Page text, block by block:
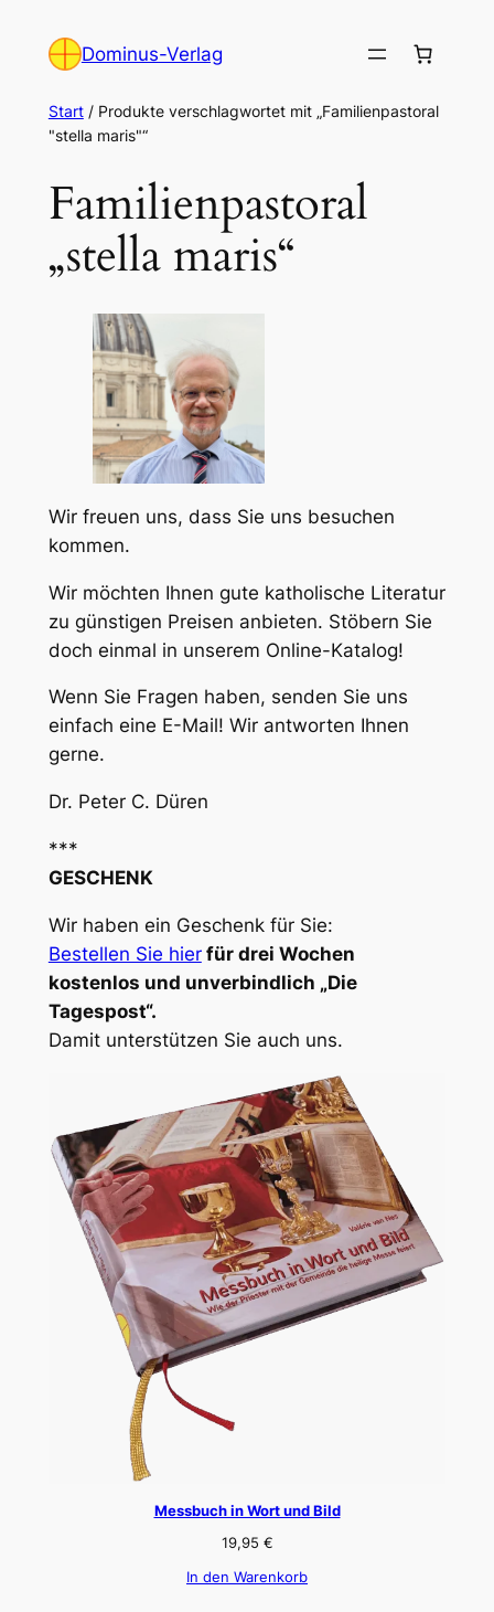
Inhalt
Dominus-Verlag
Start/ Produkte verschlagwortet mit „Familienpastoral
"stella maris"“
Familienpastoral
„stella maris“
Wir freuen uns, dass Sie uns besuchen
kommen.
Wir möchten Ihnen gute katholische Literatur
zu günstigen Preisen anbieten. Stöbern Sie
doch einmal in unserem Online-Katalog!
Wenn Sie Fragen haben, senden Sie uns
einfach eine E-Mail! Wir antworten Ihnen
gerne.
Dr. Peter C. Düren
***
GESCHENK
Wir haben ein Geschenk für Sie:
Bestellen Sie hier für drei Wochen
kostenlos und unverbindlich „Die
Tagespost“.
Damit unterstützen Sie auch uns.
Messbuch in Wort und Bild
19,95 €
In den Warenkorb